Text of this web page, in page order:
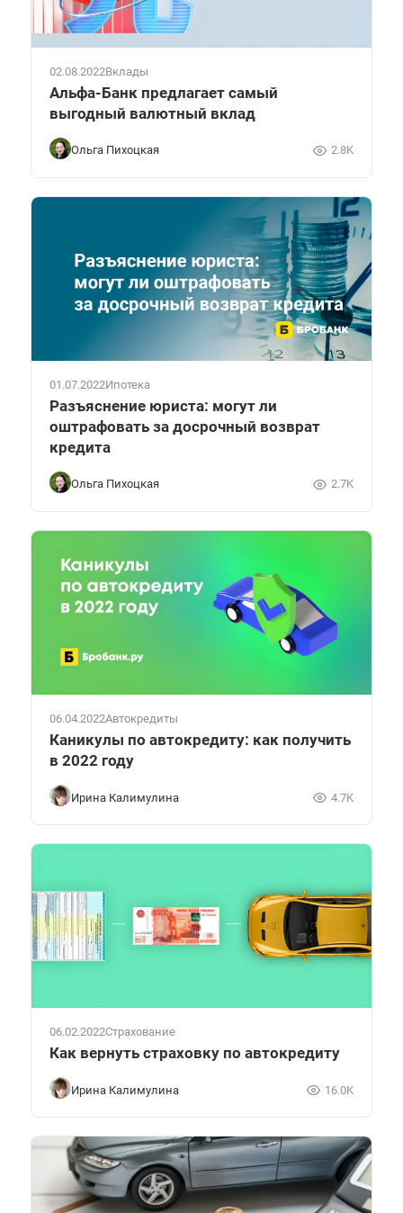
02.08.2022Вклады
Альфа-Банк предлагает самый
выгодный валютный вклад
Ольга Пихоцкая 2.8K
01.07.2022Ипотека
Разъяснение юриста: могут ли
оштрафовать за досрочный возврат
кредита
Ольга Пихоцкая 2.7K
06.04.2022Автокредиты
Каникулы по автокредиту: как получить
в 2022 году
Ирина Калимулина 4.7K
06.02.2022Страхование
Как вернуть страховку по автокредиту
Ирина Калимулина 16.0K